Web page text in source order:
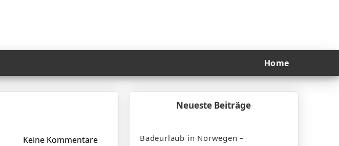
Home
Keine Kommentare
Neueste Beiträge
Badeurlaub in Norwegen –